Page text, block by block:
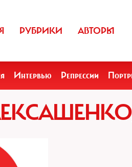
РУБРИКИ АВТОРЫ
Интервью Репрессии